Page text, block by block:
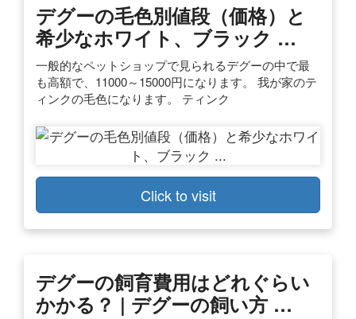
デグーの毛色別値段（価格）と
希少なホワイト、ブラック …
一般的なペットショップで見られるデグーの中で最
も高額で、11000～15000円になります。 我が家のテ
ィンクの毛色になります。 ティンク
Click to visit
デグーの飼育費用はどれぐらい
かかる？ | デグーの飼い方 …